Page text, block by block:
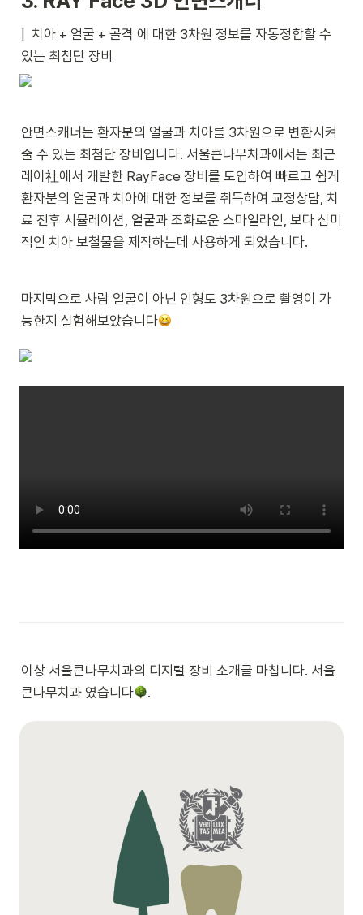
|  치아 + 얼굴 + 골격 에 대한 3차원 정보를 자동정합할 수
있는 최첨단 장비
안면스캐너는 환자분의 얼굴과 치아를 3차원으로 변환시켜
줄 수 있는 최첨단 장비입니다. 서울큰나무치과에서는 최근
레이社에서 개발한 RayFace 장비를 도입하여 빠르고 쉽게
환자분의 얼굴과 치아에 대한 정보를 취득하여 교정상담, 치
료 전후 시뮬레이션, 얼굴과 조화로운 스마일라인, 보다 심미
적인 치아 보철물을 제작하는데 사용하게 되었습니다.
마지막으로 사람 얼굴이 아닌 인형도 3차원으로 촬영이 가
능한지 실험해보았습니다
이상 서울큰나무치과의 디지털 장비 소개글 마칩니다. 서울
큰나무치과 였습니다
.